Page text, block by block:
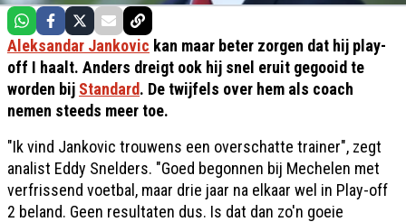
Aleksandar Jankovic kan maar beter zorgen dat hij play-
off I haalt. Anders dreigt ook hij snel eruit gegooid te
worden bij Standard. De twijfels over hem als coach
nemen steeds meer toe.
"Ik vind Jankovic trouwens een overschatte trainer", zegt
analist Eddy Snelders. "Goed begonnen bij Mechelen met
verfrissend voetbal, maar drie jaar na elkaar wel in Play-off
2 beland. Geen resultaten dus. Is dat dan zo'n goeie